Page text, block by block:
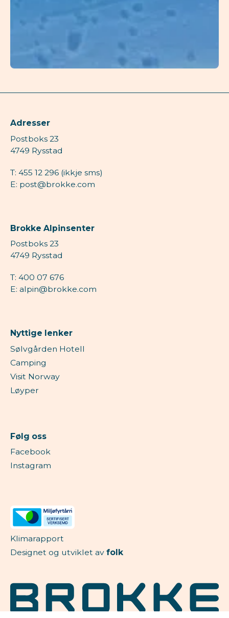
Adresser
Postboks 23
4749 Rysstad
T: 455 12 296 (ikkje sms)
E: post@brokke.com
Brokke Alpinsenter
Postboks 23
4749 Rysstad
T: 400 07 676
E: alpin@brokke.com
Nyttige lenker
Sølvgården Hotell
Camping
Visit Norway
Løyper
Følg oss
Facebook
Instagram
Klimarapport
Designet og utviklet av folk